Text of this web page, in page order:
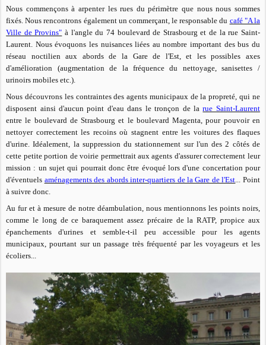
Nous commençons à arpenter les rues du périmètre que nous nous sommes
fixés. Nous rencontrons également un commerçant, le responsable du café "A la
Ville de Provins" à l'angle du 74 boulevard de Strasbourg et de la rue Saint-
Laurent. Nous évoquons les nuisances liées au nombre important des bus du
réseau noctilien aux abords de la Gare de l'Est, et les possibles axes
d'amélioration (augmentation de la fréquence du nettoyage, sanisettes /
urinoirs mobiles etc.).
Nous découvrons les contraintes des agents municipaux de la propreté, qui ne
disposent ainsi d'aucun point d'eau dans le tronçon de larue Saint-Laurent
entre le boulevard de Strasbourg et le boulevard Magenta, pour pouvoir en
nettoyer correctement les recoins où stagnent entre les voitures des flaques
d'urine. Idéalement, la suppression du stationnement sur l'un des 2 côtés de
cette petite portion de voirie permettrait aux agents d'assurer correctement leur
mission : un sujet qui pourrait donc être évoqué lors d'une concertation pour
d'éventuels aménagements des abords inter-quartiers de la Gare de l'Est... Point
à suivre donc.
Au fur et à mesure de notre déambulation, nous mentionnons les points noirs,
comme le long de ce baraquement assez précaire de la RATP, propice aux
épanchements d'urines et semble-t-il peu accessible pour les agents
municipaux, pourtant sur un passage très fréquenté par les voyageurs et les
écoliers...